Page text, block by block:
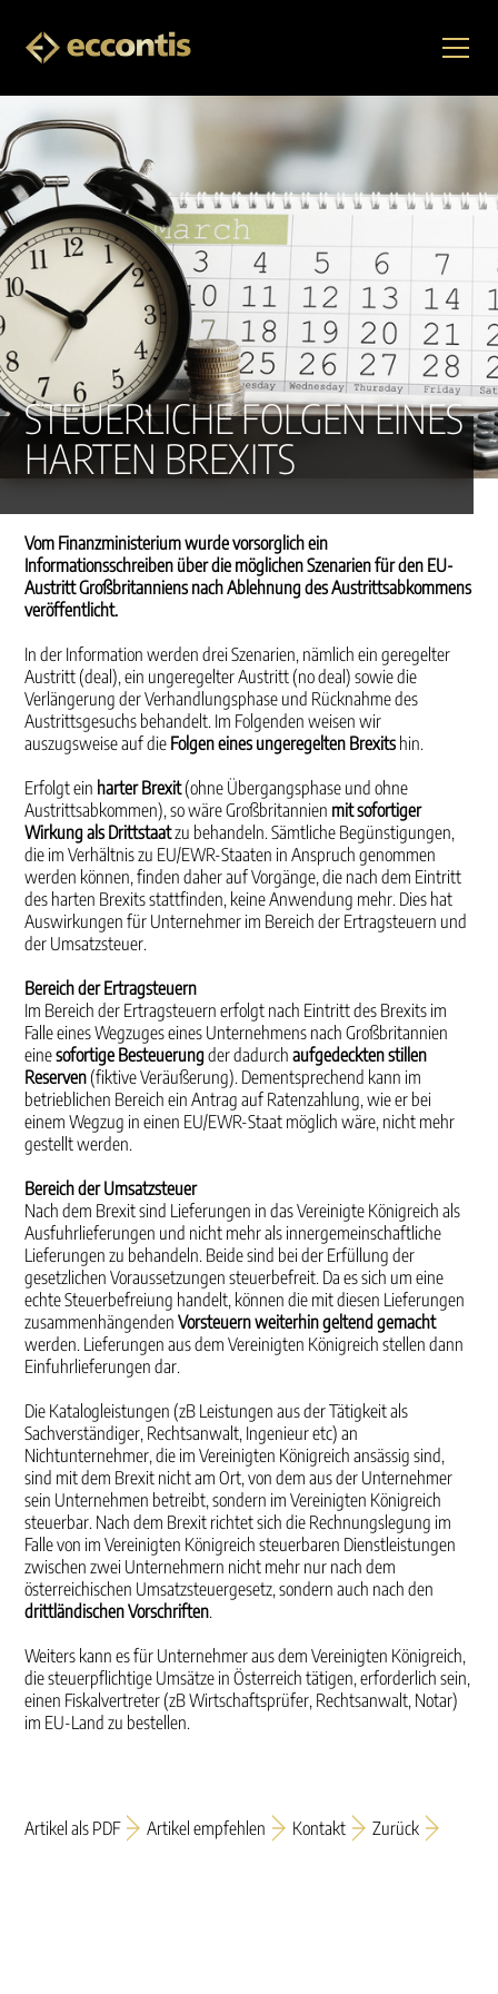
STEUERLICHE FOLGEN EINES
HARTEN BREXITS
Vom Finanzministerium wurde vorsorglich ein
Informationsschreiben über die möglichen Szenarien für den EU-
Austritt Großbritanniens nach Ablehnung des Austrittsabkommens
veröffentlicht.
In der Information werden drei Szenarien, nämlich ein geregelter
Austritt (deal), ein ungeregelter Austritt (no deal) sowie die
Verlängerung der Verhandlungsphase und Rücknahme des
Austritts­gesuchs behandelt. Im Folgenden weisen wir
auszugsweise auf die Folgen eines ungeregelten Brexitshin.
Erfolgt ein harter Brexit(ohne Übergangsphase und ohne
Austrittsabkommen), so wäre Groß­britannien mit sofortiger
Wirkung als Drittstaatzu behandeln. Sämtliche Begünstigungen,
die im Verhältnis zu EU/EWR-Staaten in Anspruch genommen
werden können, finden daher auf Vor­gänge, die nach dem Eintritt
des harten Brexits stattfinden, keine Anwendung mehr. Dies hat
Aus­wirkungen für Unternehmer im Bereich der Ertragsteuern und
der Umsatzsteuer.
Bereich der Ertragsteuern
Im Bereich der Ertragsteuern erfolgt nach Eintritt des Brexits im
Falle eines Wegzuges eines Unter­nehmens nach Großbritannien
einesofortige Besteuerungder dadurchaufgedeckten stillen
Reserven (fiktive Veräußerung). Dementsprechend kann im
betrieblichen Bereich ein Antrag auf Ratenzahlung, wie er bei
einem Wegzug in einen EU/EWR-Staat möglich wäre, nicht mehr
gestellt werden.
Bereich der Umsatzsteuer
Nach dem Brexit sind Lieferungen in das Vereinigte Königreich als
Ausfuhrlieferungen und nicht mehr als innergemeinschaftliche
Lieferungen zu behandeln. Beide sind bei der Erfüllung der
gesetzlichen Voraussetzungen steuerbefreit. Da es sich um eine
echte Steuerbefreiung handelt, können die mit diesen Lieferungen
zusammenhängendenVorsteuern weiterhin geltend gemacht
werden. Lieferungen aus dem Vereinigten Königreich stellen dann
Einfuhrlieferungen dar.
Die Katalogleistungen (zB Leistungen aus der Tätigkeit als
Sachverständiger, Rechtsanwalt, Ingenieur etc) an
Nichtunternehmer, die im Vereinigten Königreich ansässig sind,
sind mit dem Brexit nicht am Ort, von dem aus der Unternehmer
sein Unternehmen betreibt, sondern im Vereinigten Königreich
steuerbar. Nach dem Brexit richtet sich die Rechnungslegung im
Falle von im Vereinigten Königreich steuerbaren Dienstleistungen
zwischen zwei Unternehmern nicht mehr nur nach dem
österreichischen Umsatzsteuergesetz, sondern auch nach den
drittländischen Vorschriften.
Weiters kann es für Unternehmer aus dem Vereinigten Königreich,
die steuerpflichtige Umsätze in Österreich tätigen, erforderlich sein,
einen Fiskalvertreter (zB Wirtschaftsprüfer, Rechtsanwalt, Notar)
im EU-Land zu bestellen.
Artikel als PDF Artikel empfehlen Kontakt Zurück